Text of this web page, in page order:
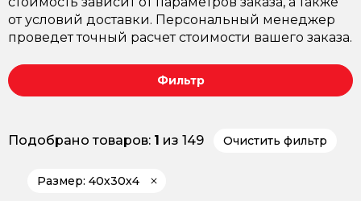
от условий доставки. Персональный менеджер
проведет точный расчет стоимости вашего заказа.
Фильтр
Подобрано товаров: 1 из 149 Очистить фильтр
Размер: 40х30х4